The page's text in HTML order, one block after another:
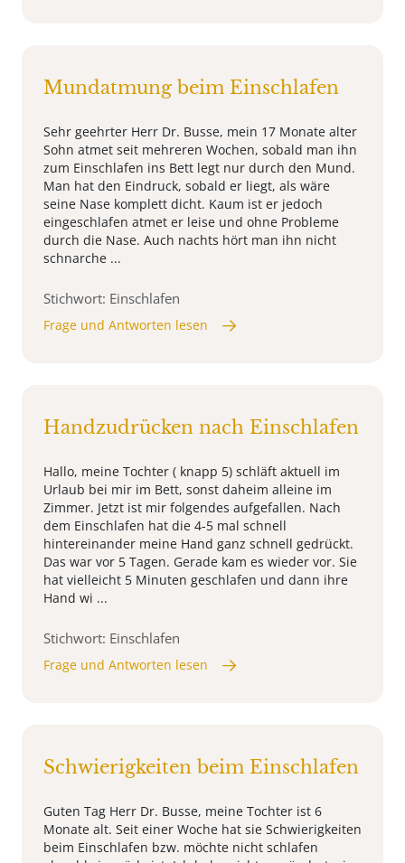
Mundatmung beim Einschlafen
Sehr geehrter Herr Dr. Busse, mein 17 Monate alter
Sohn atmet seit mehreren Wochen, sobald man ihn
zum Einschlafen ins Bett legt nur durch den Mund.
Man hat den Eindruck, sobald er liegt, als wäre
seine Nase komplett dicht. Kaum ist er jedoch
eingeschlafen atmet er leise und ohne Probleme
durch die Nase. Auch nachts hört man ihn nicht
schnarche ...
Stichwort: Einschlafen
Frage und Antworten lesen
Handzudrücken nach Einschlafen
Hallo, meine Tochter ( knapp 5) schläft aktuell im
Urlaub bei mir im Bett, sonst daheim alleine im
Zimmer. Jetzt ist mir folgendes aufgefallen. Nach
dem Einschlafen hat die 4-5 mal schnell
hintereinander meine Hand ganz schnell gedrückt.
Das war vor 5 Tagen. Gerade kam es wieder vor. Sie
hat vielleicht 5 Minuten geschlafen und dann ihre
Hand wi ...
Stichwort: Einschlafen
Frage und Antworten lesen
Schwierigkeiten beim Einschlafen
Guten Tag Herr Dr. Busse, meine Tochter ist 6
Monate alt. Seit einer Woche hat sie Schwierigkeiten
beim Einschlafen bzw. möchte nicht schlafen